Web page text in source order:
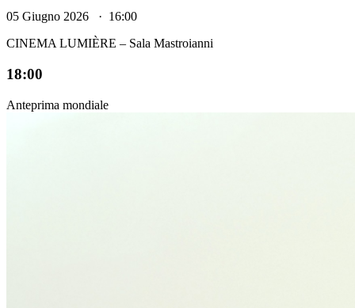
05 Giugno 2026 · 16:00
CINEMA LUMIÈRE – Sala Mastroianni
18:00
Anteprima mondiale